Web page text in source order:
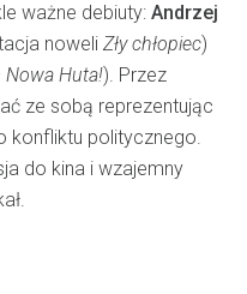
ważne debiuty: Andrzej
noweli Zły chłopiec)
Nowa Huta!). Przez
ze sobą reprezentując
konfliktu politycznego.
do kina i wzajemny